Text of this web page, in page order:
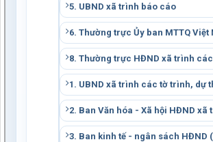
5. UBND xã trình báo cáo
6. Thường trực Ủy ban MTTQ Việt
8. Thường trực HĐND xã trình
1. UBND xã trình các tờ trình, dự
2. Ban Văn hóa - Xã hội HĐND xã
3. Ban kinh tế - ngân sách HĐND